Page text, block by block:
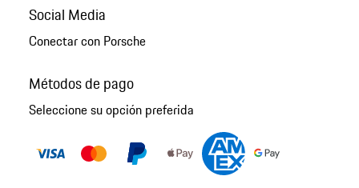
Social Media
Conectar con Porsche
Métodos de pago
Seleccione su opción preferida